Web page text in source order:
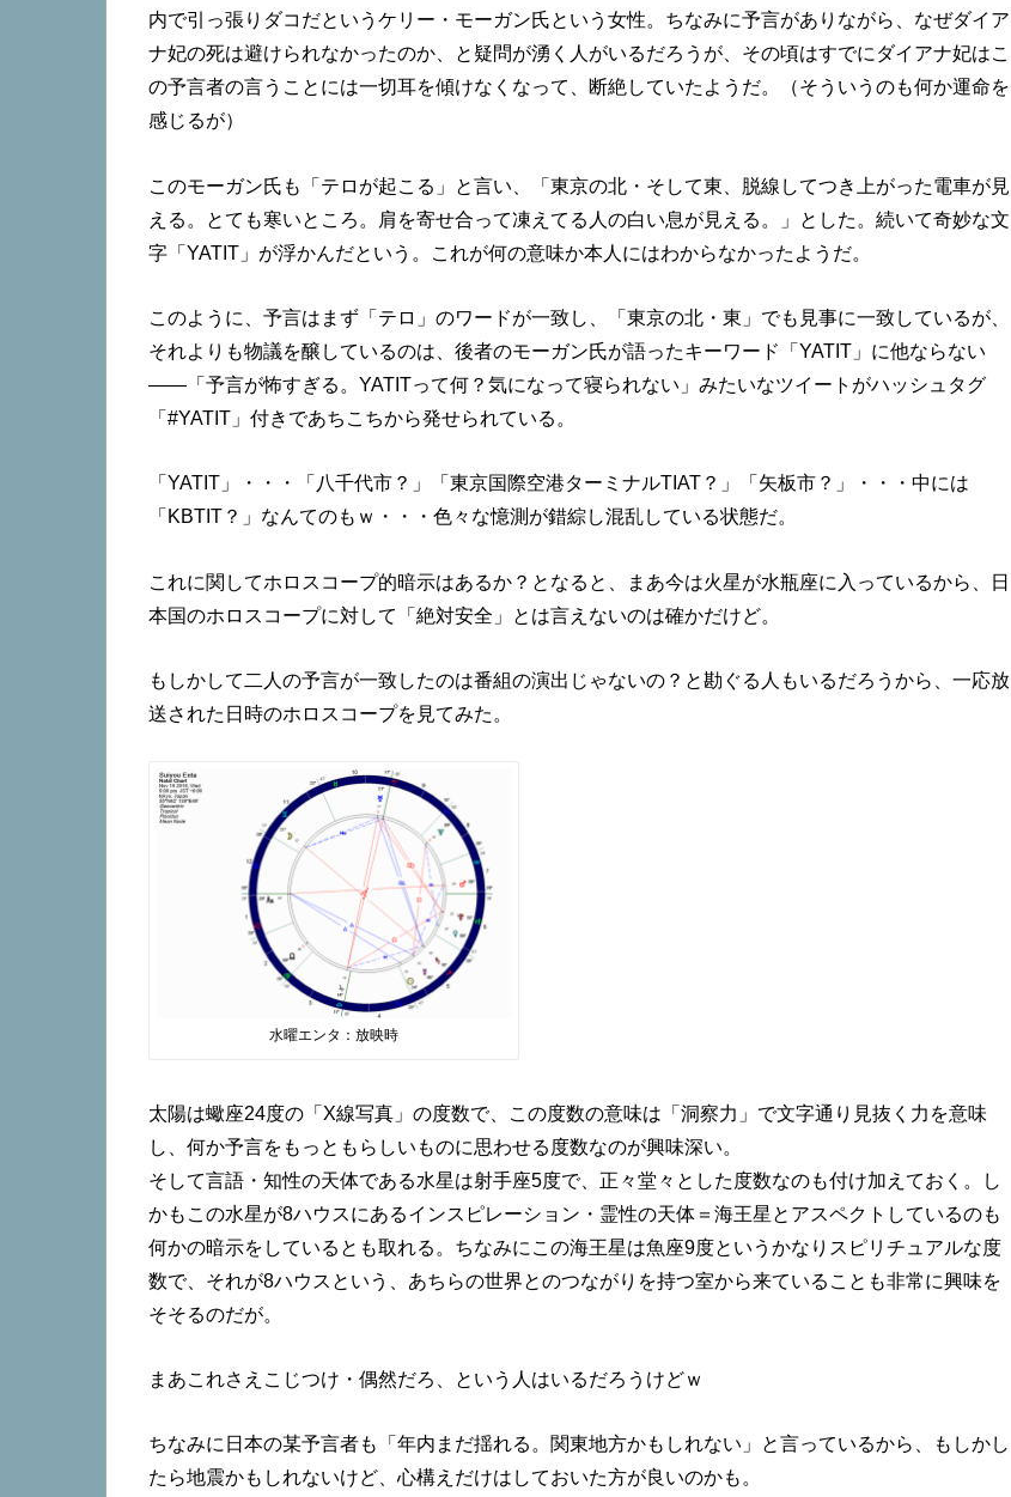
内で引っ張りダコだというケリー・モーガン氏という女性。ちなみに予言がありながら、なぜダイア
ナ妃の死は避けられなかったのか、と疑問が湧く人がいるだろうが、その頃はすでにダイアナ妃はこ
の予言者の言うことには一切耳を傾けなくなって、断絶していたようだ。（そういうのも何か運命を
感じるが）
このモーガン氏も「テロが起こる」と言い、「東京の北・そして東、脱線してつき上がった電車が見
える。とても寒いところ。肩を寄せ合って凍えてる人の白い息が見える。」とした。続いて奇妙な文
字「YATIT」が浮かんだという。これが何の意味か本人にはわからなかったようだ。
このように、予言はまず「テロ」のワードが一致し、「東京の北・東」でも見事に一致しているが、
それよりも物議を醸しているのは、後者のモーガン氏が語ったキーワード「YATIT」に他ならない
――「予言が怖すぎる。YATITって何？気になって寝られない」みたいなツイートがハッシュタグ
「#YATIT」付きであちこちから発せられている。
「YATIT」・・・「八千代市？」「東京国際空港ターミナルTIAT？」「矢板市？」・・・中には
「KBTIT？」なんてのもｗ・・・色々な憶測が錯綜し混乱している状態だ。
これに関してホロスコープ的暗示はあるか？となると、まあ今は火星が水瓶座に入っているから、日
本国のホロスコープに対して「絶対安全」とは言えないのは確かだけど。
もしかして二人の予言が一致したのは番組の演出じゃないの？と勘ぐる人もいるだろうから、一応放
送された日時のホロスコープを見てみた。
水曜エンタ：放映時
太陽は蠍座24度の「X線写真」の度数で、この度数の意味は「洞察力」で文字通り見抜く力を意味
し、何か予言をもっともらしいものに思わせる度数なのが興味深い。
そして言語・知性の天体である水星は射手座5度で、正々堂々とした度数なのも付け加えておく。し
かもこの水星が8ハウスにあるインスピレーション・霊性の天体＝海王星とアスペクトしているのも
何かの暗示をしているとも取れる。ちなみにこの海王星は魚座9度というかなりスピリチュアルな度
数で、それが8ハウスという、あちらの世界とのつながりを持つ室から来ていることも非常に興味を
そそるのだが。
まあこれさえこじつけ・偶然だろ、という人はいるだろうけどｗ
ちなみに日本の某予言者も「年内まだ揺れる。関東地方かもしれない」と言っているから、もしかし
たら地震かもしれないけど、心構えだけはしておいた方が良いのかも。